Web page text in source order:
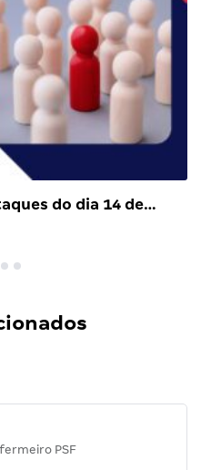
do dia 14 de…
PSF